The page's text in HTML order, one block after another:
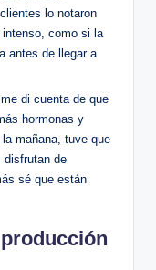
lo notaron
como si la
antes de llegar a
me di cuenta de que
hormonas y
mañana, tuve que
disfrutan de
sé que están